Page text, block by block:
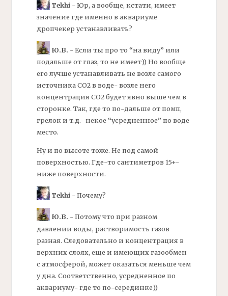
Tekhi - Юр, а вообще, кстати, имеет
значение где именно в аквариуме
дропчекер устанавливать?
Ю.В. - Если ты про то “на виду” или
подальше от глаз, то не имеет)) Но вообще
его лучше устанавливать не возле самого
источника СО2 в воде- возле него
концентрация СО2 будет явно выше чем в
сторонке. Так, где то по-дальше от помп,
грелок и т.д.- некое “усредненное” по воде
место.
Ну и по высоте тоже. Не под самой
поверхностью. Где-то сантиметров 15+-
ниже поверхности.
Tekhi- Почему?
Ю.В. - Потому что при разном
давлении воды, растворимость газов
разная. Следовательно и концентрация в
верхних слоях, еще и имеющих газообмен
с атмосферой, может оказаться меньше чем
у дна. Соответственно, усредненное по
аквариуму- где то по-серединке))